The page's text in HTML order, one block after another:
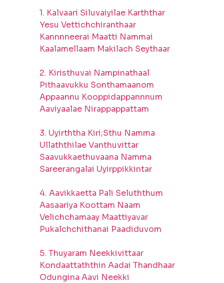
1. Kalvaari Siluvaiyilae Karththar
Yesu Vettichchiranthaar
Kannnneerai Maatti Nammai
Kaalamellaam Makilach Seythaar
2. Kiristhuvai Nampinathaal
Pithaavukku Sonthamaanom
Appaannu Kooppidappannnum
Aaviyaalae Nirappappattam
3. Uyirththa Kiri;Sthu Namma
Ullaththilae Vanthuvittar
Saavukkaethuvaana Namma
Sareerangalai Uyirppikkintar
4. Aavikkaetta Pali Seluththum
Aasaariya Koottam Naam
Velichchamaay Maattiyavar
Pukalchchithanai Paadiduvom
5. Thuyaram Neekkivittaar
Kondaattaththin Aadai Thandhaar
Odungina Aavi Neekki